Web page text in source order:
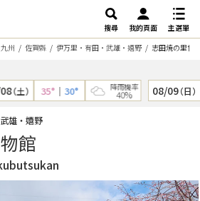
搜尋 我的頁面
主選單
九州 佐賀縣 伊万里・有田・武雄・嬉野 志田焼の里博
（土） 35°｜30° 降雨機率
40% 08/09（日）
雄・嬉野
館